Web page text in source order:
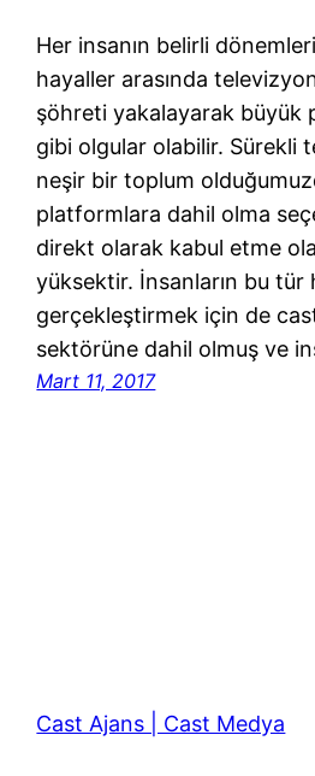
Her insanın belirli
hayaller arasında
şöhreti yakalayarak büyük
gibi olgular olabilir. Sürekli
neşir bir toplum
platformlara dahil olma
direkt olarak kabul etme
yüksektir. İnsanların bu tür
gerçekleştirmek için de
sektörüne dahil olmuş ve
Mart 11, 2017
Cast Ajans | Cast Medya